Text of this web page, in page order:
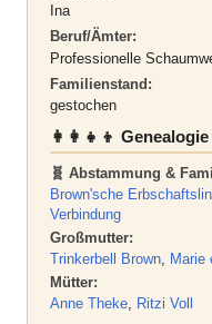
Ina
Beruf/Ämter:
Professionelle
Familienstand:
gestochen
👩‍👩‍👧‍👦 Genealogie
🧬 Abstammung &
Brown'sche
Verbindung
Großmutter:
Trinkerbell Brown, Marie
Mütter:
Anne Theke, Ritzi Voll